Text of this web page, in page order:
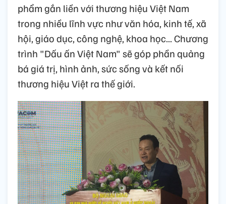
phẩm gắn liền với thương hiệu Việt Nam
trong nhiều lĩnh vực như văn hóa, kinh tế, xã
hội, giáo dục, công nghệ, khoa học... Chương
trình "Dấu ấn Việt Nam" sẽ góp phần quảng
bá giá trị, hình ảnh, sức sống và kết nối
thương hiệu Việt ra thế giới.